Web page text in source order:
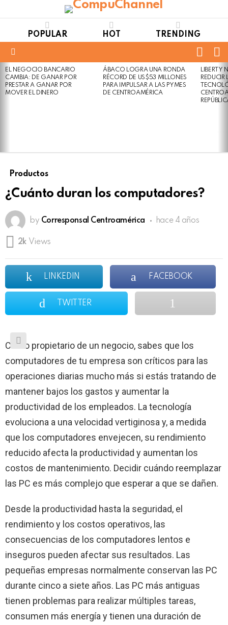
POPULAR HOT TRENDING
LATEST
STORIES
EL NEGOCIO BANCARIO
CAMBIA: DE GANAR POR
PRESTAR A GANAR POR
MOVER EL DINERO
Not
Safe
For
Click
to
view
ÁBACO LOGRA UNA RONDA
RÉCORD DE US$53 MILLONES
PARA IMPULSAR A LAS PYMES
DE CENTROAMÉRICA
LIBERTY
REDUCIR
Productos
¿Cuánto duran los computadores?
by Corresponsal Centroamérica hace 4 años
2k Views
LINKEDIN FACEBOOK
TWITTER
Como propietario de un negocio, sabes que los
computadores de tu empresa son críticos para las
operaciones diarias mucho más si estás tratando de
mantener bajos los gastos y aumentar la
productividad de los empleados. La tecnología
evoluciona a una velocidad vertiginosa y, a medida
que los computadores envejecen, su rendimiento
reducido afecta la productividad y aumentan los
costos de mantenimiento. Decidir cuándo reemplazar
las PC es más complejo que esperar a que se dañen.
Desde la productividad hasta la seguridad, el
rendimiento y los costos operativos, las
consecuencias de los computadores lentos e
inseguros pueden afectar sus resultados. Las
pequeñas empresas normalmente conservan las PC
durante cinco a siete años. Las PC más antiguas
tienen problemas para realizar múltiples tareas,
consumen más energía y tienen una duración de